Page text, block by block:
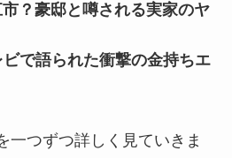
？豪邸と噂される実家のヤ
で語られた衝撃の金持ちエ
一つずつ詳しく見ていきま